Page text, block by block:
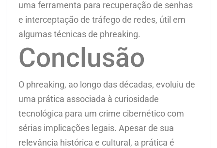
uma ferramenta para recuperação de senhas
e interceptação de tráfego de redes, útil em
algumas técnicas de phreaking.
Conclusão
O phreaking, ao longo das décadas, evoluiu de
uma prática associada à curiosidade
tecnológica para um crime cibernético com
sérias implicações legais. Apesar de sua
relevância histórica e cultural, a prática é